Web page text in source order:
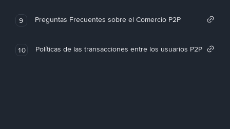
9 Preguntas Frecuentes sobre el Comercio P2P
10 Políticas de las transacciones entre los usuarios P2P